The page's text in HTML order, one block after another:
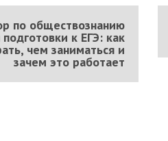
по обществознанию
к ЕГЭ: как
чем заниматься и
зачем это работает